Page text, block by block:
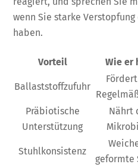
wenn Sie starke
haben.
Vorteil Wie er
Ballaststoffzufuhr
Präbiotische
Unterstützung
Nährt
Stuhlkonsistenz
geformte